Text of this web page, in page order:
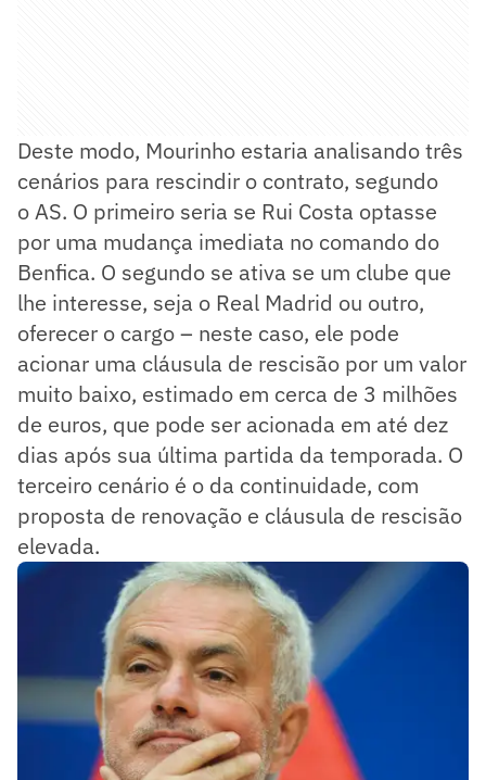
Deste modo, Mourinho estaria analisando três
cenários para rescindir o contrato, segundo
o AS. O primeiro seria se Rui Costa optasse
por uma mudança imediata no comando do
Benfica. O segundo se ativa se um clube que
lhe interesse, seja o Real Madrid ou outro,
oferecer o cargo – neste caso, ele pode
acionar uma cláusula de rescisão por um valor
muito baixo, estimado em cerca de 3 milhões
de euros, que pode ser acionada em até dez
dias após sua última partida da temporada. O
terceiro cenário é o da continuidade, com
proposta de renovação e cláusula de rescisão
elevada.